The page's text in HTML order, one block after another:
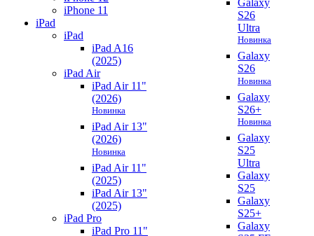
iPhone 11
iPad
iPad
iPad A16
(2025)
iPad Air
iPad Air 11"
(2026)
Новинка
iPad Air 13"
(2026)
Новинка
iPad Air 11"
(2025)
iPad Air 13"
(2025)
iPad Pro
iPad Pro 11"
Galaxy
S26
Ultra
Новинка
Galaxy
S26
Новинка
Galaxy
S26+
Новинка
Galaxy
S25
Ultra
Galaxy
S25
Galaxy
S25+
Galaxy